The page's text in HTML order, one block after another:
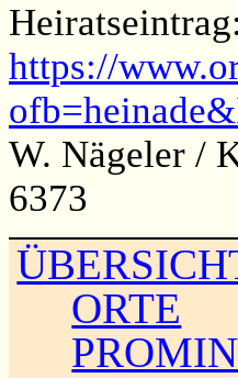
https://
W. Nägeler /
6373
ORTE